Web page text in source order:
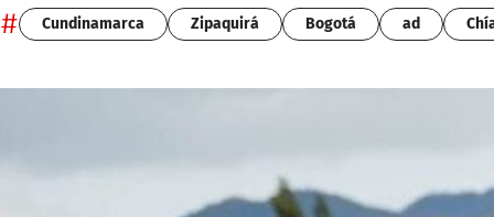
# Cundinamarca Zipaquirá Bogotá ad